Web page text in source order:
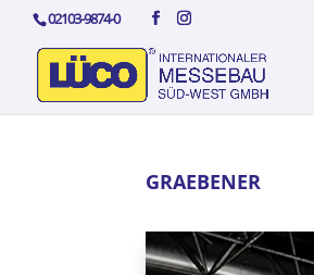
02103-9874-0
GRAEBENER